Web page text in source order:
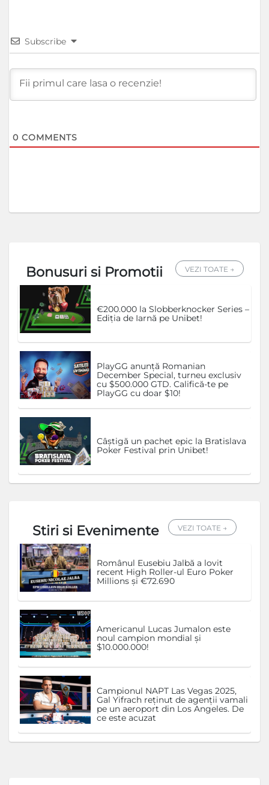
Subscribe
0 COMMENTS
Bonusuri si Promotii VEZI TOATE →
€200.000 la Slobberknocker Series –
Ediția de Iarnă pe Unibet!
PlayGG anunță Romanian
December Special, turneu exclusiv
cu $500.000 GTD. Califică-te pe
PlayGG cu doar $10!
Câștigă un pachet epic la Bratislava
Poker Festival prin Unibet!
Stiri si Evenimente VEZI TOATE →
Românul Eusebiu Jalbă a lovit
recent High Roller-ul Euro Poker
Millions și €72.690
Americanul Lucas Jumalon este
noul campion mondial și
$10.000.000!
Campionul NAPT Las Vegas 2025,
Gal Yifrach reținut de agenții vamali
pe un aeroport din Los Angeles. De
ce este acuzat